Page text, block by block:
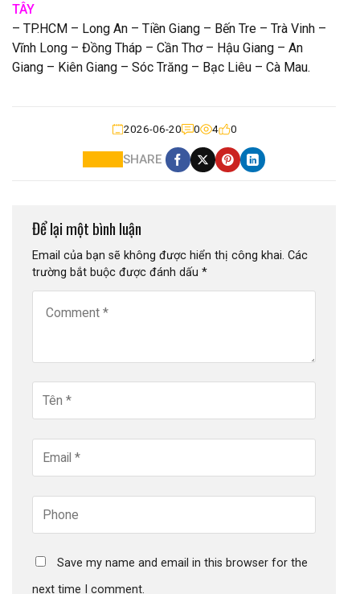
TÂY
– TP.HCM – Long An – Tiền Giang – Bến Tre – Trà Vinh –
Vĩnh Long – Đồng Tháp – Cần Thơ – Hậu Giang – An
Giang – Kiên Giang – Sóc Trăng – Bạc Liêu – Cà Mau.
2026-06-20 0 4 0
SHARE
Để lại một bình luận
Email của bạn sẽ không được hiển thị công khai. Các
trường bắt buộc được đánh dấu *
Save my name and email in this browser for the
next time I comment.